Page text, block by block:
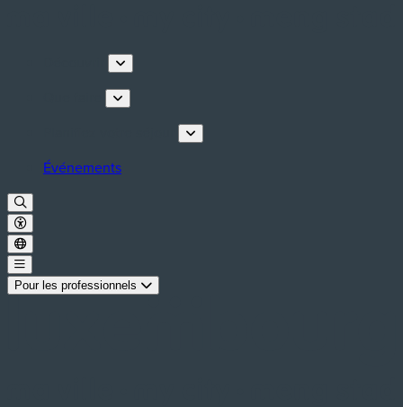
Événements
Pour les professionnels